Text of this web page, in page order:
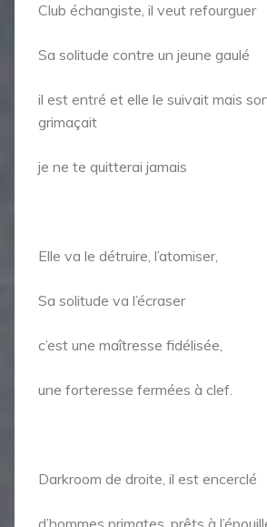
Club échangiste, il veut refourguer
Sa solitude contre un jeune gaulé
il est entré et elle le suivait mais
grimaçait
je ne te quitterai jamais
Elle va le détruire, l’atomiser,
Sa solitude va l’écraser
c’est une maîtresse fidélisée,
une forteresse fermées à clef.
Darkroom de droite, il est encerclé